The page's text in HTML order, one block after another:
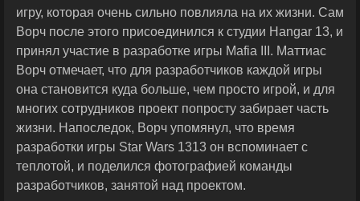
игру, которая очень сильно повлияла на их жизни. Сам
Ворч после этого присоединился к студии Hangar 13, и
принял участие в разработке игры Mafia III. Маттиас
Ворч отмечает, что для разработчиков каждой игры
она становится куда больше, чем просто игрой, и для
многих сотрудников проект попросту забирает часть
жизни. Напоследок, Ворч упомянул, что время
разработки игры Star Wars 1313 он вспоминает с
теплотой, и поделился фотографией команды
разработчиков, занятой над проектом.